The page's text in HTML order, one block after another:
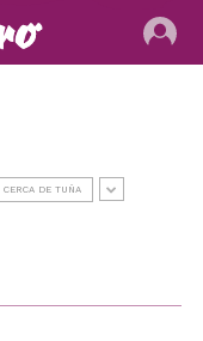
CERCA DE TUÑA